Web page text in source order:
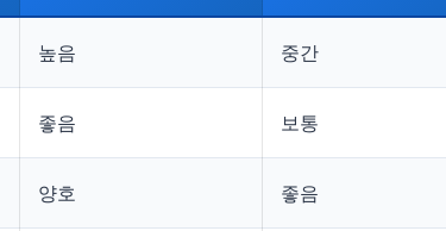
높음 중간
좋음 보통
양호 좋음